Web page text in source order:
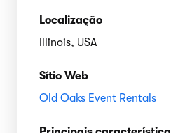
Localização
Illinois, USA
Sítio Web
Old Oaks Event Rentals